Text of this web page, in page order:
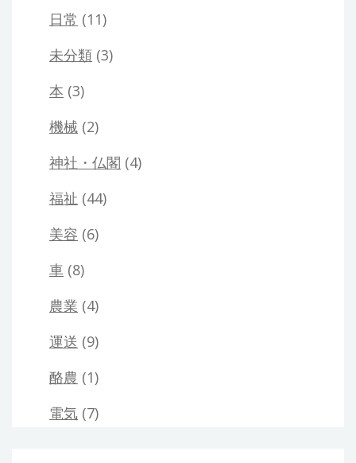
日常 (11)
未分類 (3)
本 (3)
機械 (2)
神社・仏閣 (4)
福祉 (44)
美容 (6)
車 (8)
農業 (4)
運送 (9)
酪農 (1)
電気 (7)